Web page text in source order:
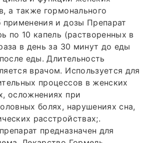
а также гормонального
применения и дозы Препарат
по 10 капель (растворенных в
в день за 30 минут до еды
еды. Длительность
врачом. Используется для
процессов в женских
осложнениях при
болях, нарушениях сна,
расстройствах;.
предназначен для